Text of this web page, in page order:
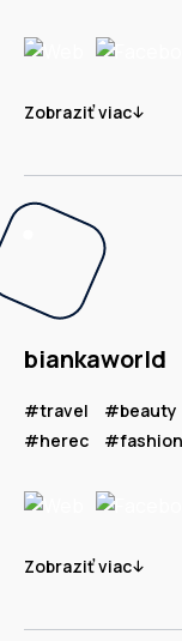
Zobraziť viac
biankaworld
#travel #beauty
#herec
#fashion
Zobraziť viac